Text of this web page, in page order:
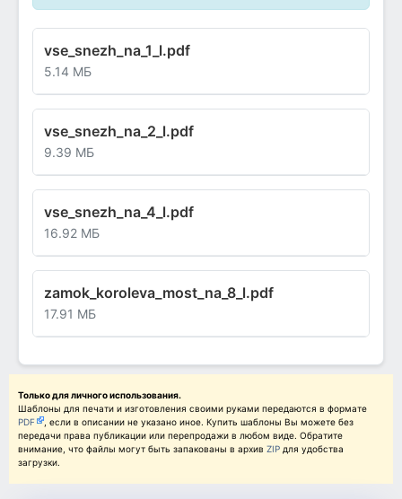
vse_snezh_na_1_l.pdf
5.14 МБ
vse_snezh_na_2_l.pdf
9.39 МБ
vse_snezh_na_4_l.pdf
16.92 МБ
zamok_koroleva_most_na_8_l.pdf
17.91 МБ
Только для личного использования.
Шаблоны для печати и изготовления своими руками передаются в формате
PDF
, если в описании не указано иное. Купить шаблоны Вы можете без
передачи права публикации или перепродажи в любом виде. Обратите
внимание, что файлы могут быть запакованы в архив ZIP для удобства
загрузки.